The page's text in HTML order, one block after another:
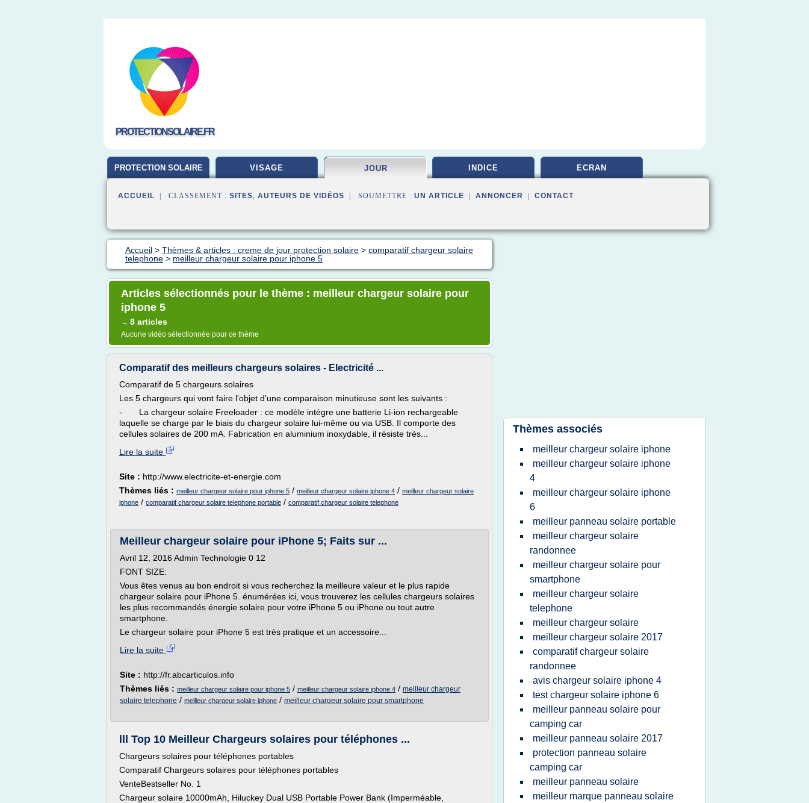
PROTECTIONSOLAIRE.FR
PROTECTION SOLAIRE VISAGE JOUR INDICE ECRAN
ACCUEIL | CLASSEMENT : SITES, AUTEURS DE VIDÉOS | SOUMETTRE : UN ARTICLE ANNONCER CONTACT
Accueil > Thèmes & articles : creme de jour protection solaire > comparatif chargeur solaire
telephone > meilleur chargeur solaire pour iphone 5
Articles sélectionnés pour le thème : meilleur chargeur solaire pour
iphone 5
→ 8 articles
Aucune vidéo sélectionnée pour ce thème
Comparatif des meilleurs chargeurs solaires - Electricité ...
Comparatif de 5 chargeurs solaires
Les 5 chargeurs qui vont faire l'objet d'une comparaison minutieuse sont les suivants :
- La chargeur solaire Freeloader : ce modèle intègre une batterie Li-ion rechargeable
laquelle se charge par le biais du chargeur solaire lui-même ou via USB. Il comporte des
cellules solaires de 200 mA. Fabrication en aluminium inoxydable, il résiste très...
Lire la suite
Site : http://www.electricite-et-energie.com
Thèmes liés : meilleur chargeur solaire pour iphone 5 / meilleur chargeur solaire iphone 4 / meilleur chargeur solaire
iphone / comparatif chargeur solaire telephone portable / comparatif chargeur solaire telephone
Meilleur chargeur solaire pour iPhone 5; Faits sur ...
Avril 12, 2016 Admin Technologie 0 12
FONT SIZE:
Vous êtes venus au bon endroit si vous recherchez la meilleure valeur et le plus rapide
chargeur solaire pour iPhone 5. énumérées ici, vous trouverez les cellules chargeurs solaires
les plus recommandés énergie solaire pour votre iPhone 5 ou iPhone ou tout autre
smartphone.
Le chargeur solaire pour iPhone 5 est très pratique et un accessoire...
Lire la suite
Site : http://fr.abcarticulos.info
Thèmes liés : meilleur chargeur solaire pour iphone 5 / meilleur chargeur solaire iphone 4 / meilleur chargeur
solaire telephone / meilleur chargeur solaire iphone / meilleur chargeur solaire pour smartphone
lll Top 10 Meilleur Chargeurs solaires pour téléphones ...
Chargeurs solaires pour téléphones portables
Comparatif Chargeurs solaires pour téléphones portables
VenteBestseller No. 1
Chargeur solaire 10000mAh, Hiluckey Dual USB Portable Power Bank (Imperméable,
Thèmes associés
meilleur chargeur solaire iphone
meilleur chargeur solaire iphone
4
meilleur chargeur solaire iphone
6
meilleur panneau solaire portable
meilleur chargeur solaire
randonnee
meilleur chargeur solaire pour
smartphone
meilleur chargeur solaire
telephone
meilleur chargeur solaire
meilleur chargeur solaire 2017
comparatif chargeur solaire
randonnee
avis chargeur solaire iphone 4
test chargeur solaire iphone 6
meilleur panneau solaire pour
camping car
meilleur panneau solaire 2017
protection panneau solaire
camping car
meilleur panneau solaire
meilleur marque panneau solaire